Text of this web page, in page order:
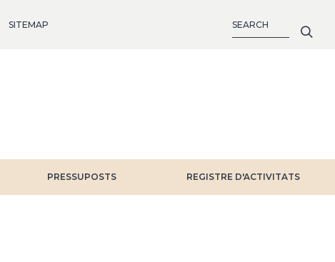
SITEMAP
PRESSUPOSTS REGISTRE D'ACTIVITATS